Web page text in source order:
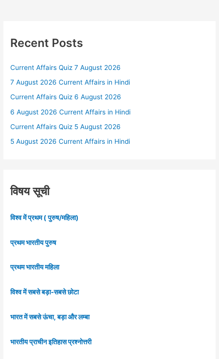
Recent Posts
Current Affairs Quiz 7 August 2026
7 August 2026 Current Affairs in Hindi
Current Affairs Quiz 6 August 2026
6 August 2026 Current Affairs in Hindi
Current Affairs Quiz 5 August 2026
5 August 2026 Current Affairs in Hindi
विषय सूची
विश्व में प्रथम ( पुरुष/महिला)
प्रथम भारतीय पुरुष
प्रथम भारतीय महिला
विश्व में सबसे बड़ा-सबसे छोटा
भारत में सबसे ऊंचा, बड़ा और लम्बा
भारतीय प्राचीन इतिहास प्रश्नोत्तरी